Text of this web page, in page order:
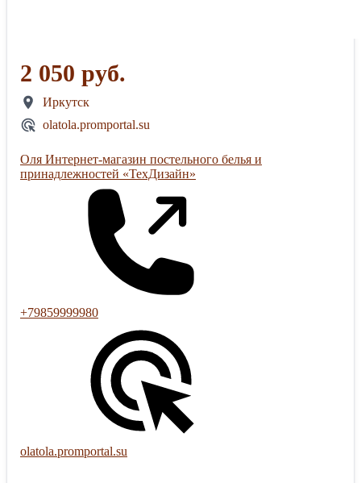
2 050 руб.
Иркутск
olatola.promportal.su
Оля Интернет-магазин постельного белья и
принадлежностей «ТехДизайн»
+79859999980
olatola.promportal.su